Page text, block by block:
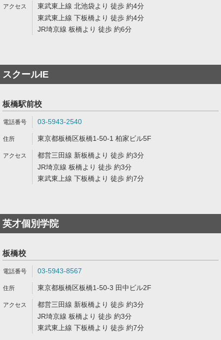
東武東上線 北池袋より 徒歩 約4分
東武東上線 下板橋より 徒歩 約4分
JR埼京線 板橋より 徒歩 約6分
スクールIE
板橋駅前校
03-5943-2540
東京都板橋区板橋1-50-1 柏家ビル5F
都営三田線 新板橋より 徒歩 約3分
JR埼京線 板橋より 徒歩 約3分
東武東上線 下板橋より 徒歩 約7分
英才個別学院
板橋校
03-5943-8567
東京都板橋区板橋1-50-3 田中ビル2F
都営三田線 新板橋より 徒歩 約3分
JR埼京線 板橋より 徒歩 約3分
東武東上線 下板橋より 徒歩 約7分